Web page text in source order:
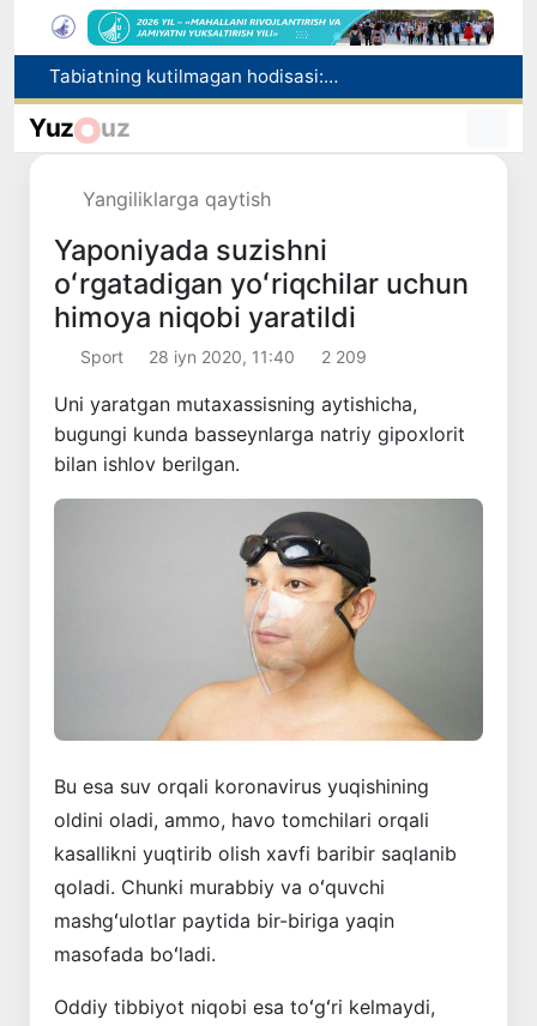
Olimlar Quyosh yuzasining eng aniq tasvirlarini e’lon qilishdi
Bosh konsulxona ko‘magida insultga chalingan hamyurtimiz Olmaotadan yurtimizga qaytarildi
Yuz uz
Yangiliklarga qaytish
Yaponiyada suzishni
oʻrgatadigan yoʻriqchilar uchun
himoya niqobi yaratildi
Sport 28 iyn 2020, 11:40 2 209
Uni yaratgan mutaxassisning aytishicha,
bugungi kunda basseynlarga natriy gipoxlorit
bilan ishlov berilgan.
Bu esa suv orqali koronavirus yuqishining
oldini oladi, ammo, havo tomchilari orqali
kasallikni yuqtirib olish xavfi baribir saqlanib
qoladi. Chunki murabbiy va oʻquvchi
mashgʻulotlar paytida bir-biriga yaqin
masofada boʻladi.
Oddiy tibbiyot niqobi esa toʻgʻri kelmaydi,